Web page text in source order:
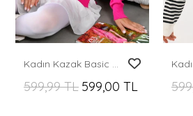
Kadın Kazak Basic Bisiklet Yaka Kazak Kadın Kazak Fuşya - 10245
599,99 TL 599,00 TL